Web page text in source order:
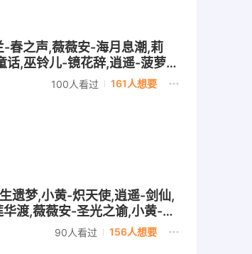
春之声,薇薇安-海月息潮,莉
,巫铃儿-镜花辞,逍遥-菠萝吹
100人看过 161人想要
遗梦,小黄-炽天使,逍遥-剑仙,
渡,薇薇安-圣光之谕,小黄-遗
90人看过 156人想要